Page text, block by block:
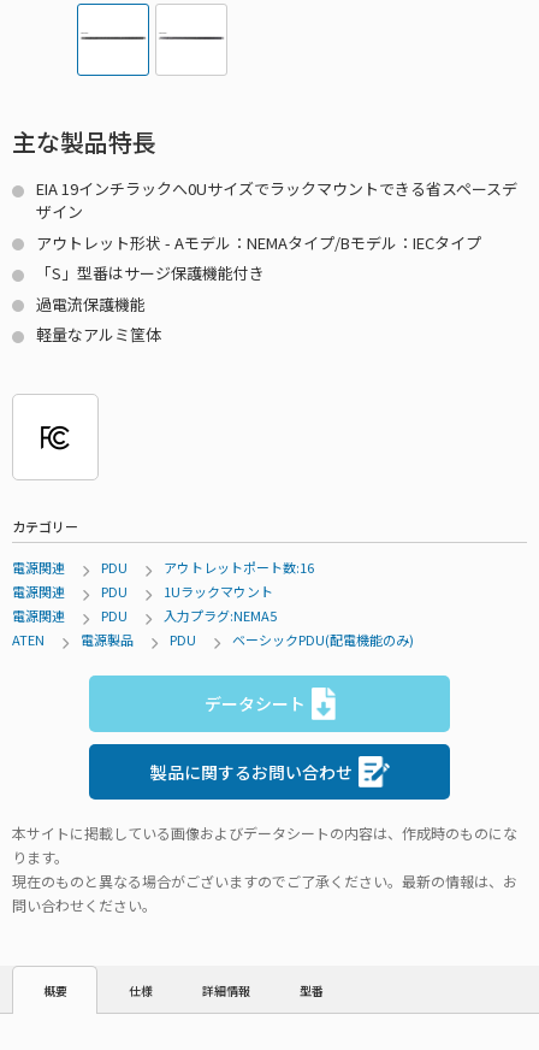
主な製品特長
EIA 19インチラックへ0Uサイズでラックマウントできる省スペースデ
ザイン
アウトレット形状 - Aモデル：NEMAタイプ/Bモデル：IECタイプ
「S」型番はサージ保護機能付き
過電流保護機能
軽量なアルミ筐体
カテゴリー
電源関連 PDU
アウトレットポート数:16
電源関連
PDU
1Uラックマウント
電源関連
PDU
入力プラグ:NEMA5
ATEN
電源製品 PDU ベーシックPDU(配電機能のみ)
データシート
製品に関するお問い合わせ
本サイトに掲載している画像およびデータシートの内容は、作成時のものにな
ります。
現在のものと異なる場合がございますのでご了承ください。最新の情報は、お
問い合わせください。
概要 仕様 詳細情報 型番